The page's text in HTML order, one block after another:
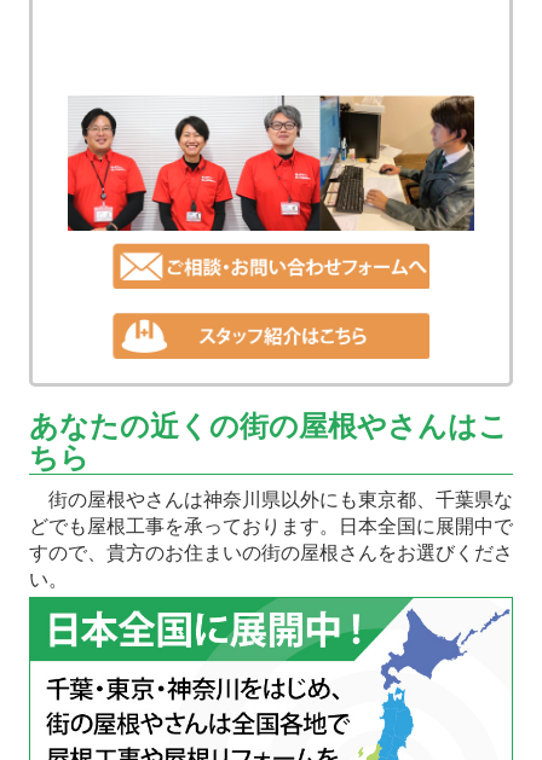
あなたの近くの街の屋根やさんはこ
ちら
街の屋根やさんは神奈川県以外にも東京都、千葉県な
どでも屋根工事を承っております。日本全国に展開中で
すので、貴方のお住まいの街の屋根さんをお選びくださ
い。